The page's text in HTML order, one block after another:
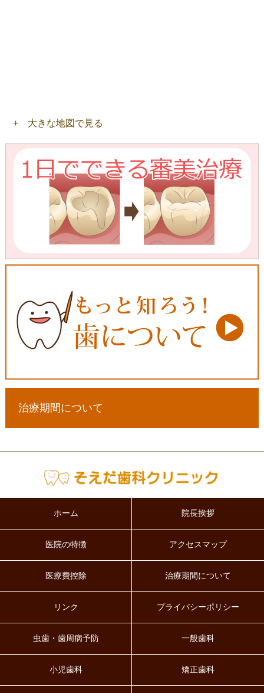
+ 大きな地図で見る
治療期間について
ホーム 院長挨拶
医院の特徴 アクセスマップ
医療費控除 治療期間について
リンク プライバシーポリシー
虫歯・歯周病予防 一般歯科
小児歯科 矯正歯科